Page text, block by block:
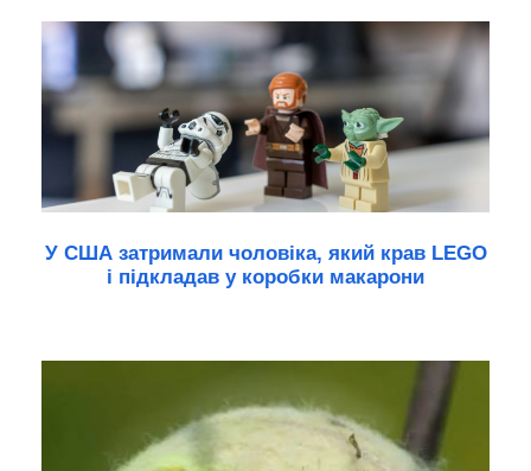
У США затримали чоловіка, який крав LEGO
і підкладав у коробки макарони